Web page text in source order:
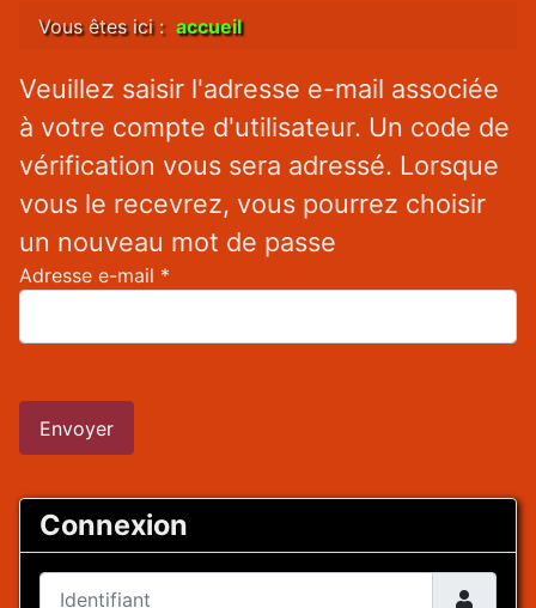
Vous êtes ici : accueil
Veuillez saisir l'adresse e-mail associée
à votre compte d'utilisateur. Un code de
vérification vous sera adressé. Lorsque
vous le recevrez, vous pourrez choisir
un nouveau mot de passe
Adresse e-mail *
Envoyer
Connexion